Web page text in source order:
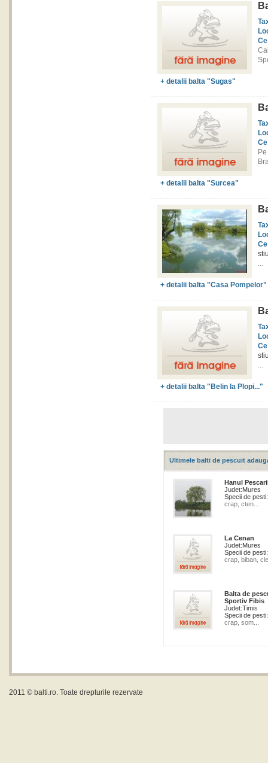
+ detalii balta "Sugas"
+ detalii balta "Surcea"
...
+ detalii balta "Casa Pompelor"
...
+ detalii balta "Belin la Plopi..."
Ultimele balti de pescuit
Hanul
Judet:Mures
Specii de pesti:
crap, cten...
La Cenan
Judet:Mures
Specii de pesti:
crap, biban,
Balta de
Sportiv Fibis
Judet:Timis
Specii de pesti:
crap, som...
2011 © balti.ro. Toate drepturile rezervate